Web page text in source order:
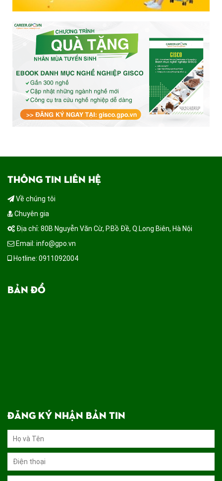
THÔNG TIN LIÊN HỆ
Về chúng tôi
Chuyên gia
Địa chỉ: 80B Nguyễn Văn Cừ, P.Bồ Đề, Q.Long Biên, Hà Nội
Email: info@gpo.vn
Hotline: 0911092004
BẢN ĐỒ
ĐĂNG KÝ NHẬN BẢN TIN